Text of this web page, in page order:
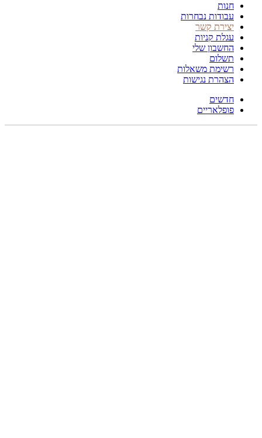
חנות
עבודות נבחרות
יצירת קשר
עגלת קניות
החשבון שלי
תשלום
רשימת משאלות
הצהרת נגישות
חדשים
פופלאריים